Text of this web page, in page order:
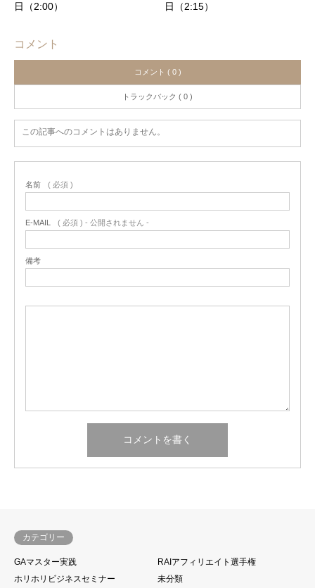
日（2:00）
日（2:15）
コメント
コメント ( 0 )
トラックバック ( 0 )
この記事へのコメントはありません。
名前 ( 必須 )
E-MAIL ( 必須 ) - 公開されません -
備考
カテゴリー
GAマスター実践
RAIアフィリエイト選手権
ホリホリビジネスセミナー
未分類